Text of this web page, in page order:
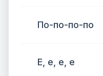
По-по-по-по
Е, е, е, е